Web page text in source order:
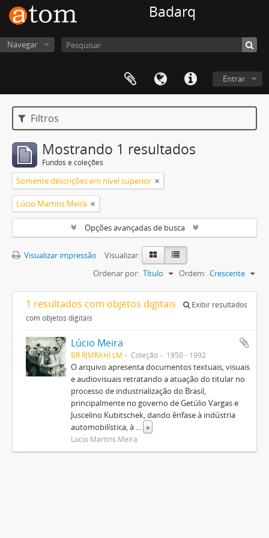
Badarq
Navegar
Entrar
Filtros
Mostrando 1 resultados
Fundos e coleções
Somente descrições em nível superior
Lúcio Martins Meira
Opções avançadas de busca
Visualizar impressão
Visualizar:
Ordenar por: Título Ordem: Crescente
1 resultados com objetos digitais
Exibir resultados
com objetos digitais
Lúcio Meira
BR RJMRAHI LM Coleção 1950 - 1992
O arquivo apresenta documentos textuais, visuais
e audiovisuais retratando a atuação do titular no
processo de industrialização do Brasil,
principalmente no governo de Getúlio Vargas e
Juscelino Kubitschek, dando ênfase à indústria
automobilística, à ... »
Lúcio Martins Meira